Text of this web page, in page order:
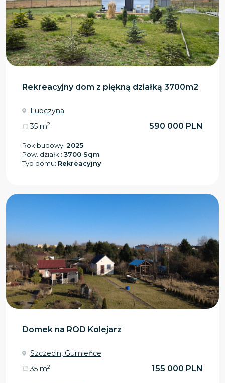
Rekreacyjny dom z piękną działką 3700m2
Lubczyna
35 m2 590 000 PLN
Rok budowy: 2025
Pow. działki: 3700 Sqm
Typ domu: Rekreacyjny
Domek na ROD Kolejarz
Szczecin, Gumieńce
35 m2 155 000 PLN